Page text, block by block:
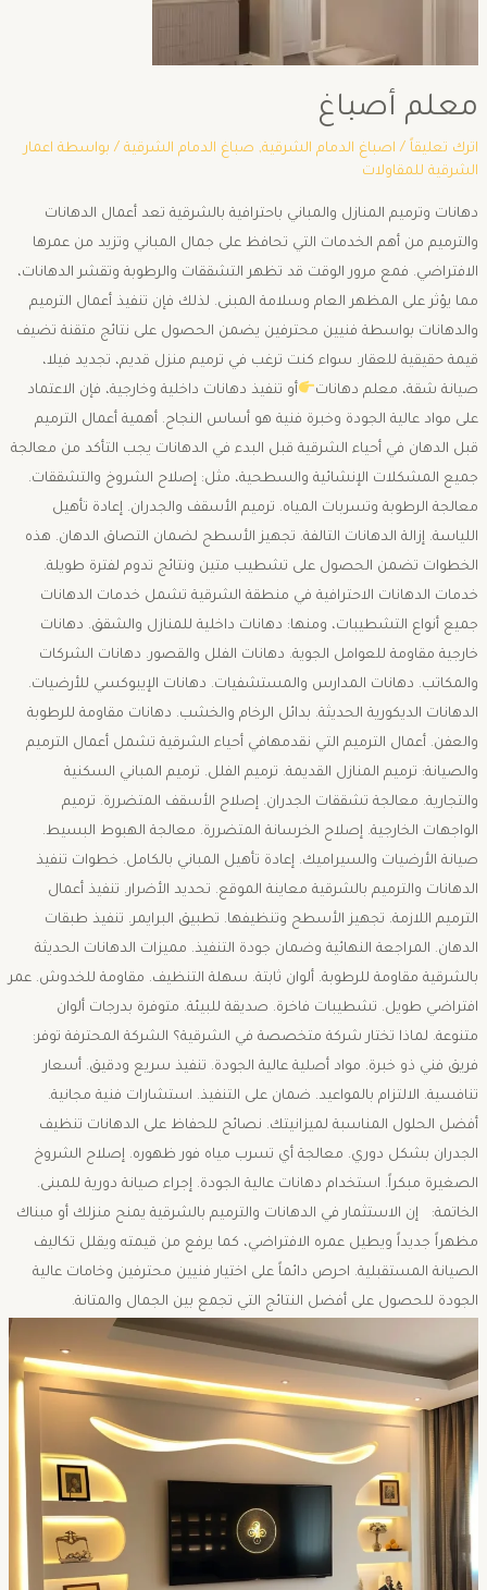
معلم أصباغ
اترك تعليقاً / اصباغ الدمام الشرقية, صباغ الدمام الشرقية/ بواسطة اعمار
الشرقية للمقاولات
دهانات وترميم المنازل والمباني باحترافية بالشرقية تعد أعمال الدهانات
والترميم من أهم الخدمات التي تحافظ على جمال المباني وتزيد من عمرها
الافتراضي. فمع مرور الوقت قد تظهر التشققات والرطوبة وتقشر الدهانات،
مما يؤثر على المظهر العام وسلامة المبنى. لذلك فإن تنفيذ أعمال الترميم
والدهانات بواسطة فنيين محترفين يضمن الحصول على نتائج متقنة تضيف
قيمة حقيقية للعقار. سواء كنت ترغب في ترميم منزل قديم، تجديد فيلا،
صيانة شقة، معلم دهانات
أو تنفيذ دهانات داخلية وخارجية، فإن الاعتماد
على مواد عالية الجودة وخبرة فنية هو أساس النجاح. أهمية أعمال الترميم
قبل الدهان في أحياء الشرقية قبل البدء في الدهانات يجب التأكد من معالجة
جميع المشكلات الإنشائية والسطحية، مثل: إصلاح الشروخ والتشققات.
معالجة الرطوبة وتسربات المياه. ترميم الأسقف والجدران. إعادة تأهيل
اللياسة. إزالة الدهانات التالفة. تجهيز الأسطح لضمان التصاق الدهان. هذه
الخطوات تضمن الحصول على تشطيب متين ونتائج تدوم لفترة طويلة.
خدمات الدهانات الاحترافية في منطقة الشرقية تشمل خدمات الدهانات
جميع أنواع التشطيبات، ومنها: دهانات داخلية للمنازل والشقق. دهانات
خارجية مقاومة للعوامل الجوية. دهانات الفلل والقصور. دهانات الشركات
والمكاتب. دهانات المدارس والمستشفيات. دهانات الإيبوكسي للأرضيات.
الدهانات الديكورية الحديثة. بدائل الرخام والخشب. دهانات مقاومة للرطوبة
والعفن. أعمال الترميم التي نقدمهافي أحياء الشرقية تشمل أعمال الترميم
والصيانة: ترميم المنازل القديمة. ترميم الفلل. ترميم المباني السكنية
والتجارية. معالجة تشققات الجدران. إصلاح الأسقف المتضررة. ترميم
الواجهات الخارجية. إصلاح الخرسانة المتضررة. معالجة الهبوط البسيط.
صيانة الأرضيات والسيراميك. إعادة تأهيل المباني بالكامل. خطوات تنفيذ
الدهانات والترميم بالشرقية معاينة الموقع. تحديد الأضرار. تنفيذ أعمال
الترميم اللازمة. تجهيز الأسطح وتنظيفها. تطبيق البرايمر. تنفيذ طبقات
الدهان. المراجعة النهائية وضمان جودة التنفيذ. مميزات الدهانات الحديثة
بالشرقية مقاومة للرطوبة. ألوان ثابتة. سهلة التنظيف. مقاومة للخدوش. عمر
افتراضي طويل. تشطيبات فاخرة. صديقة للبيئة. متوفرة بدرجات ألوان
متنوعة. لماذا تختار شركة متخصصة في الشرقية؟ الشركة المحترفة توفر:
فريق فني ذو خبرة. مواد أصلية عالية الجودة. تنفيذ سريع ودقيق. أسعار
تنافسية. الالتزام بالمواعيد. ضمان على التنفيذ. استشارات فنية مجانية.
أفضل الحلول المناسبة لميزانيتك. نصائح للحفاظ على الدهانات تنظيف
الجدران بشكل دوري. معالجة أي تسرب مياه فور ظهوره. إصلاح الشروخ
الصغيرة مبكراً. استخدام دهانات عالية الجودة. إجراء صيانة دورية للمبنى.
الخاتمة: إن الاستثمار في الدهانات والترميم بالشرقية يمنح منزلك أو مبناك
مظهراً جديداً ويطيل عمره الافتراضي، كما يرفع من قيمته ويقلل تكاليف
الصيانة المستقبلية. احرص دائماً على اختيار فنيين محترفين وخامات عالية
الجودة للحصول على أفضل النتائج التي تجمع بين الجمال والمتانة.